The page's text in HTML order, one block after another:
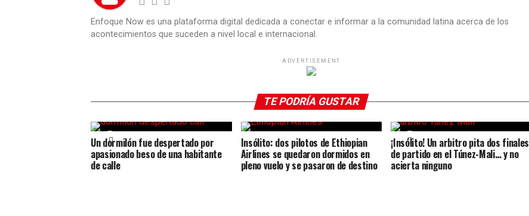
Enfoque Now es una plataforma digital dedicada a conectar e informar a la comunidad latina acerca de los
acontecimientos que suceden a nivel local e internacional.
ADVERTISEMENT
TE PODRÍA GUSTAR
Un dormilón fue despertado por
apasionado beso de una habitante
de calle
Insólito: dos pilotos de Ethiopian
Airlines se quedaron dormidos en
pleno vuelo y se pasaron de destino
¡Insólito! Un arbitro pita dos finales
de partido en el Túnez-Mali… y no
acierta ninguno